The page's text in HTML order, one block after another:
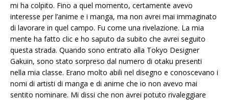
mi ha colpito. Fino a quel momento, certamente avevo
interesse per l’anime e i manga, ma non avrei mai immaginato
di lavorare in quel campo. Fu come una rivelazione. La mia
mente ha fatto clic e ho saputo da subito che avrei seguito
questa strada. Quando sono entrato alla Tokyo Designer
Gakuin, sono stato sorpreso dal numero di otaku presenti
nella mia classe. Erano molto abili nel disegno e conoscevano i
nomi di artisti di manga e di anime che io non avevo mai
sentito nominare. Mi dissi che non avrei potuto rivaleggiare